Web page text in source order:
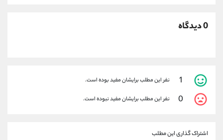
0 دیدگاه
1 نفر این مطلب برایشان مفید بوده است.
0 نفر این مطلب برایشان مفید نبوده است.
اشتراک گذاری این مطلب